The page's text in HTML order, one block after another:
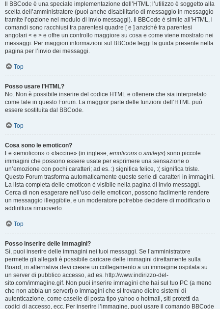
Il BBCode è una speciale implementazione dell’HTML; l’utilizzo è soggetto alla
scelta dell’amministratore (puoi anche disabilitarlo di messaggio in messaggio
tramite l’opzione nel modulo di invio messaggi). Il BBCode è simile all’HTML, i
comandi sono racchiusi tra parentesi quadre [ e ] anziché tra parentesi
angolari < e > e offre un controllo maggiore su cosa e come viene mostrato nei
messaggi. Per maggiori informazioni sul BBCode leggi la guida presente nella
pagina per l’invio dei messaggi.
Top
Posso usare l’HTML?
No. Non è possibile inserire del codice HTML e ottenere che sia interpretato
come tale in questo Forum. La maggior parte delle funzioni dell’HTML può
essere sostituita dal BBCode.
Top
Cosa sono le emoticon?
Le «emoticon» o «faccine» (in inglese, emoticons o smileys) sono piccole
immagini che possono essere usate per esprimere una sensazione o
un’emozione con pochi caratteri; ad es. :) significa felice, :( significa triste.
Questo Forum trasforma automaticamente queste serie di caratteri in immagini.
La lista completa delle emoticon è visibile nella pagina di invio messaggi.
Cerca di non esagerare nell’uso delle emoticon, possono facilmente rendere
un messaggio illeggibile, e un moderatore potrebbe decidere di modificarlo o
addirittura rimuoverlo.
Top
Posso inserire delle immagini?
Sì, puoi inserire delle immagini nei tuoi messaggi. Se l’amministratore
permette gli allegati è possibile caricare delle immagini direttamente sulla
Board; in alternativa devi creare un collegamento a un’immagine ospitata su
un server di pubblico accesso, ad es. http://www.indirizzo-del-
sito.com/immagine.gif. Non puoi inserire immagini che hai sul tuo PC (a meno
che non abbia un server!) o immagini che si trovano dietro sistemi di
autenticazione, come caselle di posta tipo yahoo o hotmail, siti protetti da
codici di accesso, ecc. Per inserire l’immagine, puoi usare il comando BBCode